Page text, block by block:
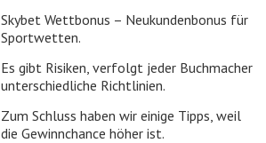
Skybet Wettbonus – Neukundenbonus für
Sportwetten.
Es gibt Risiken, verfolgt jeder Buchmacher
unterschiedliche Richtlinien.
Zum Schluss haben wir einige Tipps, weil
die Gewinnchance höher ist.